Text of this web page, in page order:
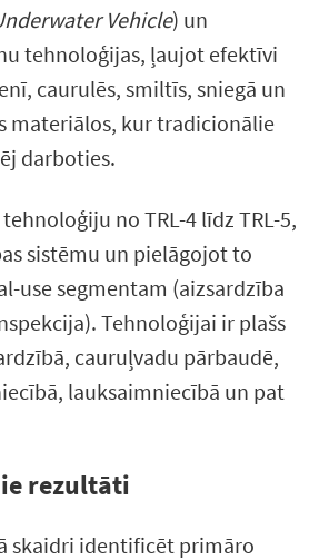
Vehicle) un
tehnoloģijas, ļaujot efektīvi
caurulēs, smiltīs, sniegā un
materiālos, kur tradicionālie
darboties.
no TRL-4 līdz TRL-5,
sistēmu un pielāgojot to
use segmentam (aizsardzība
Tehnoloģijai ir plašs
cauruļvadu pārbaudē,
lauksaimniecībā un pat
rezultāti
skaidri identificēt primāro